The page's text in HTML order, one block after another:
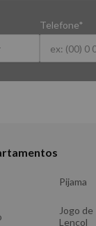
Telefone*
Pijama
Jogo de
Lençol